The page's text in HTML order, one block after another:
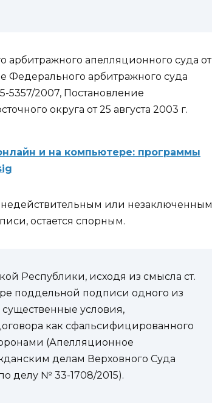
апелляционного суда от
Федерального арбитражного суда
5357/2007, Постановление
округа от 25 августа 2003 г.
и на компьютере: программы
недействительным или незаключенным
остается спорным.
Республики, исходя из смысла ст.
поддельной подписи одного из
существенные условия,
как сфальсифицированного
(Апелляционное
делам Верховного Суда
делу № 33-1708/2015).